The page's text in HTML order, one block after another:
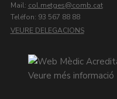
Mail: col.metges
Teléfon: 93 567 88 88
VEURE DELEGACIONS